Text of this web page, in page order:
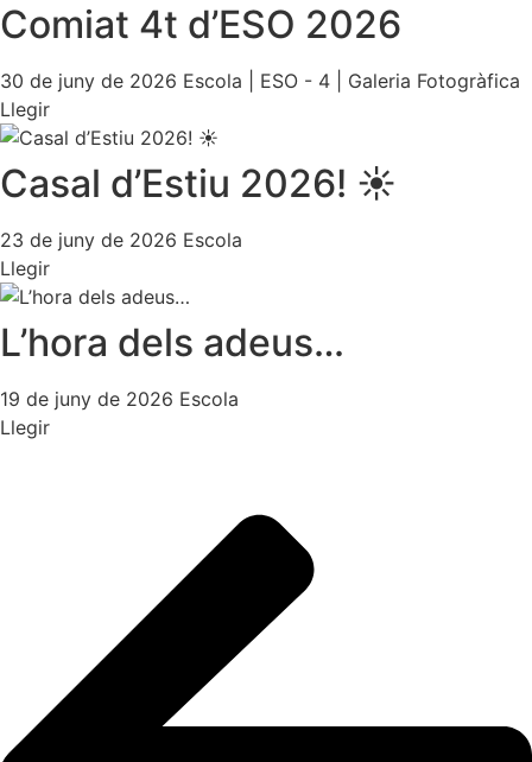
Comiat 4t d’ESO 2026
30 de juny de 2026 Escola ESO - 4
Galeria Fotogràfica
Llegir
Casal d’Estiu 2026! ☀️
23 de juny de 2026 Escola
Llegir
L’hora dels adeus…
19 de juny de 2026 Escola
Llegir